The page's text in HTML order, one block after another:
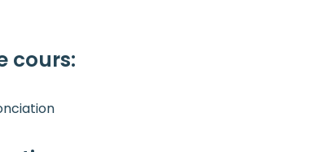
cours: